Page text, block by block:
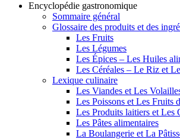
Encyclopédie gastronomique
Sommaire général
Glossaire des produits et des
Les Fruits
Les Légumes
Les Épices – Les Huiles
Les Céréales – Le Riz et
Lexique culinaire
Les Viandes et Les
Les Poissons et Les Fruits
Les Produits laitiers et Les
Les Pâtes alimentaires
La Boulangerie et La